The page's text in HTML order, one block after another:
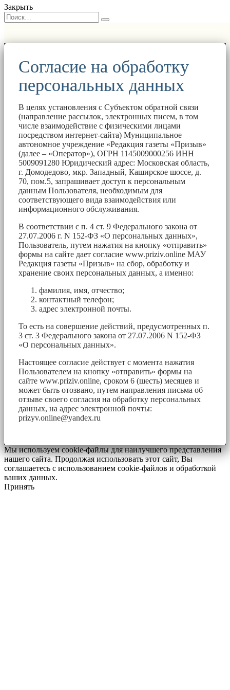
Закрыть
Согласие на обработку
персональных данных
В целях установления с Субъектом обратной связи
(направление рассылок, электронных писем, в том
числе взаимодействие с физическими лицами
посредством интернет-сайта) Муниципальное
автономное учреждение «Редакция газеты «Призыв»
(далее – «Оператор»), ОГРН 1145009000256 ИНН
5009091280 Юридический адрес: Московская область,
г. Домодедово, мкр. Западный, Каширское шоссе, д.
70, пом.5, запрашивает доступ к персональным
данным Пользователя, необходимым для
соответствующего вида взаимодействия или
информационного обслуживания.
В соответствии с п. 4 ст. 9 Федерального закона от
27.07.2006 г. N 152-ФЗ «О персональных данных»,
Пользователь, путем нажатия на кнопку «отправить»
формы на сайте дает согласие www.priziv.online МАУ
Редакция газеты «Призыв» на сбор, обработку и
хранение своих персональных данных, а именно:
фамилия, имя, отчество;
контактный телефон;
адрес электронной почты.
То есть на совершение действий, предусмотренных п.
3 ст. 3 Федерального закона от 27.07.2006 N 152-ФЗ
«О персональных данных».
Настоящее согласие действует с момента нажатия
Пользователем на кнопку «отправить» формы на
сайте www.priziv.online, сроком 6 (шесть) месяцев и
может быть отозвано, путем направления письма об
отзыве своего согласия на обработку персональных
данных, на адрес электронной почты:
prizyv.online@yandex.ru
Мы используем cookie-файлы для наилучшего представления
нашего сайта. Продолжая использовать этот сайт, Вы
соглашаетесь с использованием cookie-файлов и обработкой
ваших данных.
Принять